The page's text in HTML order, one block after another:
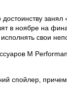
в ноябре на
свои
M
спойлер,